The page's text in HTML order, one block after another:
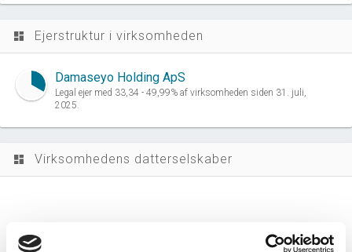
dashboard Ejerstruktur i virksomheden
Damaseyo Holding ApS
Legal ejer med 33,34 - 49,99% af virksomheden siden 31. juli,
2025.
dashboard Virksomhedens datterselskaber